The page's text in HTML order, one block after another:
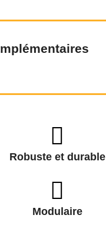
Robuste et durable
Modulaire